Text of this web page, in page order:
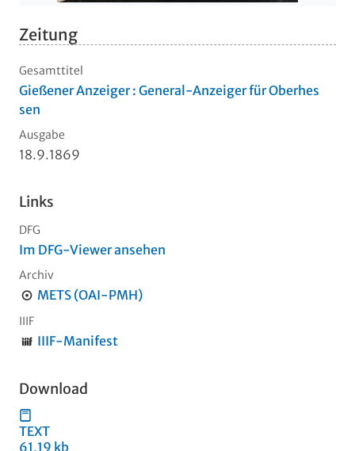
Zeitung
Gesamttitel
Gießener Anzeiger : General-Anzeiger für Oberhes
sen
Ausgabe
18.9.1869
Links
DFG
Im DFG-Viewer ansehen
Archiv
METS (OAI-PMH)
IIIF
IIIF-Manifest
Download
TEXT
61,19 kb